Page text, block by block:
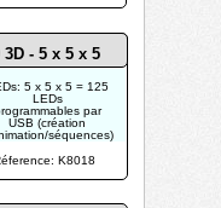
K8018
- 5 x 5 x 5
5 x 5 x 5 = 125
LEDs
par
USB (création
séquences)
programmables
séparément